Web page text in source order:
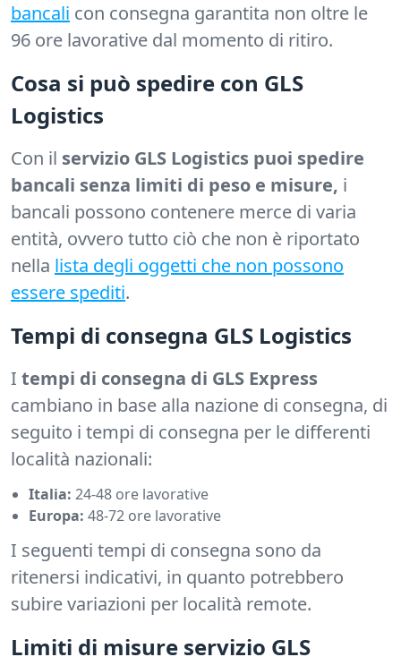
bancali con consegna garantita non oltre le
96 ore lavorative dal momento di ritiro.
Cosa si può spedire con GLS
Logistics
Con il servizio GLS Logistics puoi spedire
bancali senza limiti di peso e misure, i
bancali possono contenere merce di varia
entità, ovvero tutto ciò che non è riportato
nella lista degli oggetti che non possono
essere spediti.
Tempi di consegna GLS Logistics
I tempi di consegna di GLS Express
cambiano in base alla nazione di consegna, di
seguito i tempi di consegna per le differenti
località nazionali:
Italia: 24-48 ore lavorative
Europa: 48-72 ore lavorative
I seguenti tempi di consegna sono da
ritenersi indicativi, in quanto potrebbero
subire variazioni per località remote.
Limiti di misure servizio GLS